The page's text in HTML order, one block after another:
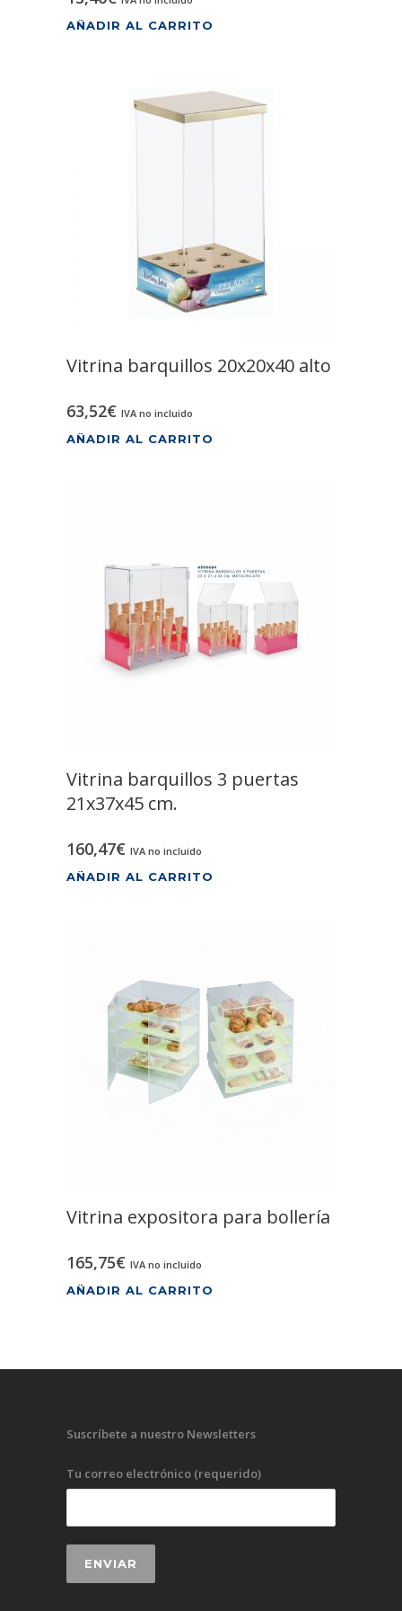
AÑADIR AL CARRITO
Vitrina barquillos 20x20x40 alto
63,52€ IVA no incluido
AÑADIR AL CARRITO
Vitrina barquillos 3 puertas
21x37x45 cm.
160,47€ IVA no incluido
AÑADIR AL CARRITO
Vitrina expositora para bollería
165,75€ IVA no incluido
AÑADIR AL CARRITO
Suscríbete a nuestro Newsletters
Tu correo electrónico (requerido)